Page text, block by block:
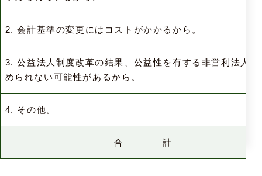
2. 会計基準の変更にはコストがかかるから。
3. 公益法人制度改革の結果、公益性を有する非営利法人と
められない可能性があるから。
4. その他。
合 計